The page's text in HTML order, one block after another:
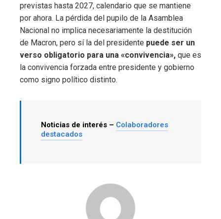
previstas hasta 2027, calendario que se mantiene
por ahora. La pérdida del pupilo de la Asamblea
Nacional no implica necesariamente la destitución
de Macron, pero sí la del presidente puede ser un
verso obligatorio para una «convivencia», que es
la convivencia forzada entre presidente y gobierno
como signo político distinto.
Noticias de interés – Colaboradores
destacados